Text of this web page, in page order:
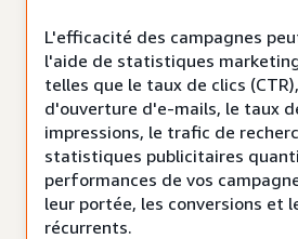
L'efficacité des campagnes
l'aide de statistiques
telles que le taux de clics
d'ouverture d'e-mails, le taux
impressions, le trafic de
statistiques publicitaires
performances de vos
leur portée, les conversions et
récurrents.